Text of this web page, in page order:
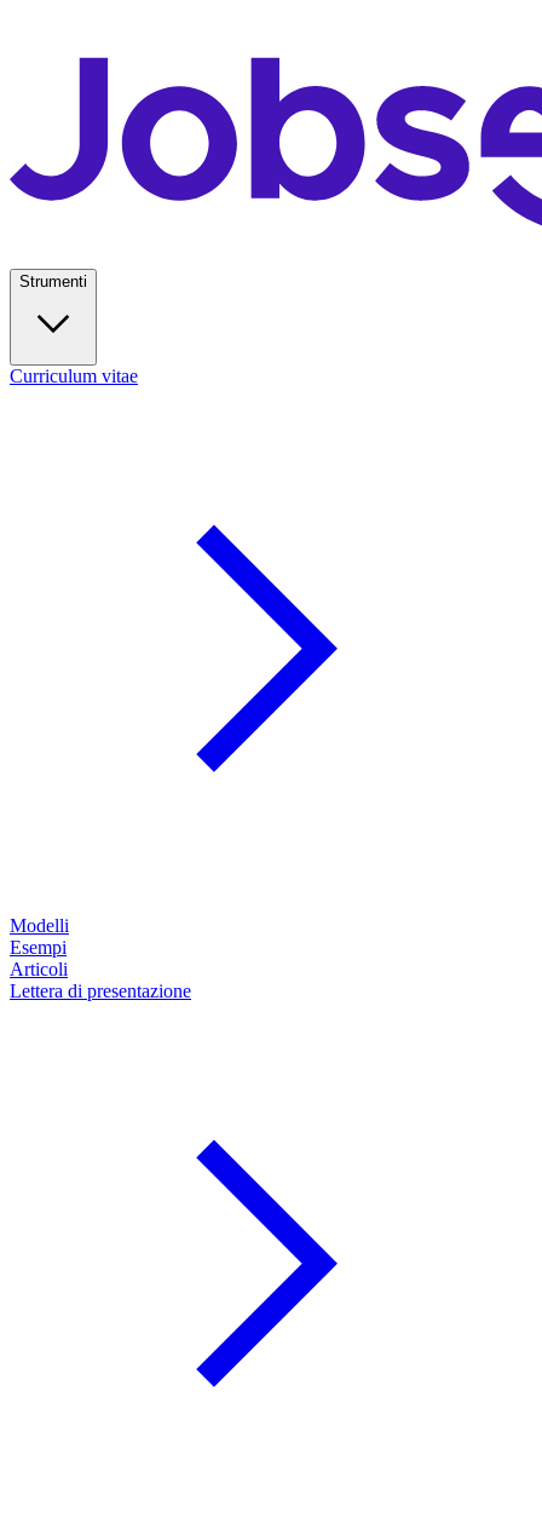
Strumenti
Curriculum vitae
Modelli
Esempi
Articoli
Lettera di presentazione